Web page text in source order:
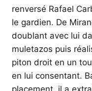
renversé Rafael
le gardien. De
doublant avec lui
muletazos puis
piton droit en un
en lui consentant.